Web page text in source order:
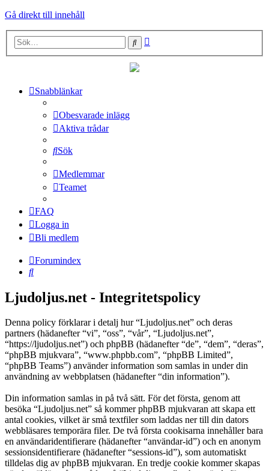
Gå direkt till innehåll
Sök
Snabblänkar
Obesvarade inlägg
Aktiva trådar
Sök
Medlemmar
Teamet
FAQ
Logga in
Bli medlem
Forumindex
Sök
Ljudoljus.net - Integritetspolicy
Denna policy förklarar i detalj hur “Ljudoljus.net” och deras
partners (hädanefter “vi”, “oss”, “vår”, “Ljudoljus.net”,
“https://ljudoljus.net”) och phpBB (hädanefter “de”, “dem”, “deras”,
“phpBB mjukvara”, “www.phpbb.com”, “phpBB Limited”,
“phpBB Teams”) använder information som samlas in under din
användning av webbplatsen (hädanefter “din information”).
Din information samlas in på två sätt. För det första, genom att
besöka “Ljudoljus.net” så kommer phpBB mjukvaran att skapa ett
antal cookies, vilket är små textfiler som laddas ner till din dators
webbläsares temporära filer. De två första cookisarna innehåller bara
en användaridentifierare (hädanefter “användar-id”) och en anonym
sessionsidentifierare (hädanefter “sessions-id”), som automatiskt
tilldelas dig av phpBB mjukvaran. En tredje cookie kommer skapas